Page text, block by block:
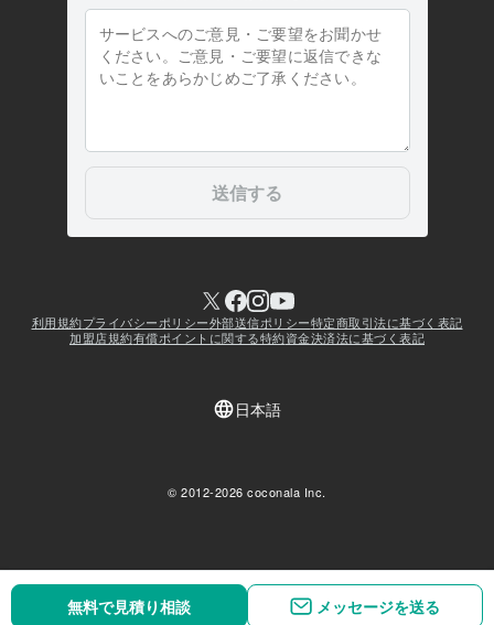
無料で見積り相談 メッセージを送る
無料で見積り相談 メッセージを送る